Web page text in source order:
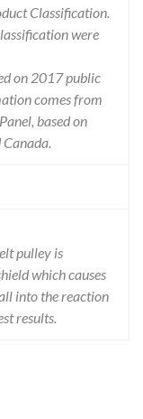
Classification.
were
on 2017 public
comes from
based on
pulley is
which causes
into the reaction
results.